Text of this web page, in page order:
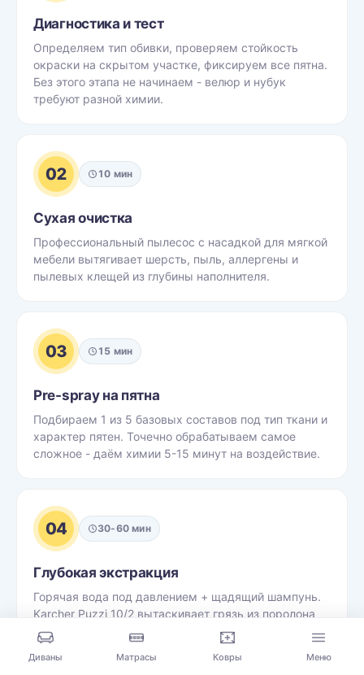
Диагностика и тест
Определяем тип обивки, проверяем стойкость
окраски на скрытом участке, фиксируем все пятна.
Без этого этапа не начинаем - велюр и нубук
требуют разной химии.
02 10 мин
Сухая очистка
Профессиональный пылесос с насадкой для мягкой
мебели вытягивает шерсть, пыль, аллергены и
пылевых клещей из глубины наполнителя.
03 15 мин
Pre-spray на пятна
Подбираем 1 из 5 базовых составов под тип ткани и
характер пятен. Точечно обрабатываем самое
сложное - даём химии 5-15 минут на воздействие.
04 30-60 мин
Глубокая экстракция
Горячая вода под давлением + щадящий шампунь.
Karcher Puzzi 10/2 вытаскивает грязь из поролона
на 90%, не оставляя ткань мокрой насквозь.
Диваны Матрасы Ковры Меню